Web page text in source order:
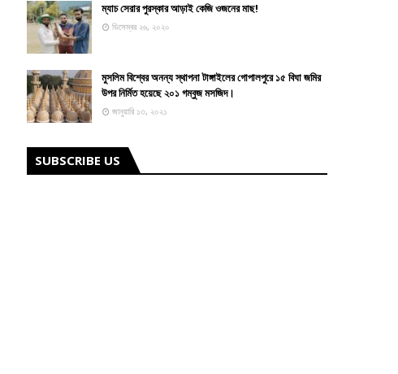
ম্যাচ সেরার পুরস্কার আড়াই কেজি ওজনের মাছ!
ডিসেম্বর ২৬, ২০২০
মুসলিম বিশ্বের অনন্য স্থাপনা টাঙ্গাইলের গোপালপুরে ১৫ বিঘা জমির
উপর নির্মিত হয়েছে ২০১ গম্বুজ মসজিদ।
জানুয়ারি ১৩, ২০২১
SUBSCRIBE US